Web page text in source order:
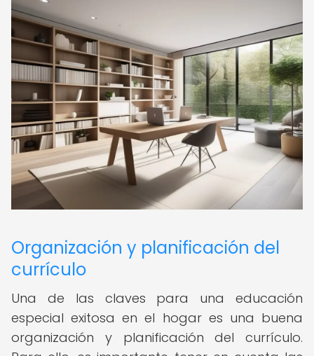
Organización y planificación del
currículo
Una de las claves para una educación
especial exitosa en el hogar es una buena
organización y planificación del currículo.